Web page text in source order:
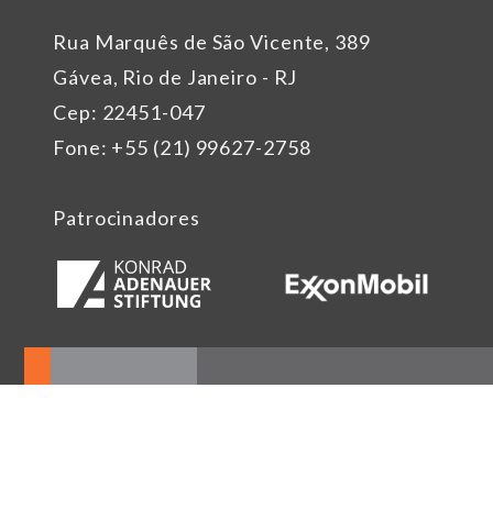
Rua Marquês de São Vicente, 389
Gávea, Rio de Janeiro - RJ
Cep: 22451-047
Fone: +55 (21) 99627-2758
Patrocinadores